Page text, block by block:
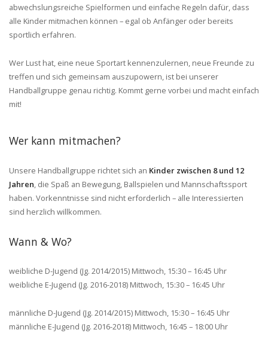
abwechslungsreiche Spielformen und einfache Regeln dafür, dass
alle Kinder mitmachen können – egal ob Anfänger oder bereits
sportlich erfahren.
Wer Lust hat, eine neue Sportart kennenzulernen, neue Freunde zu
treffen und sich gemeinsam auszupowern, ist bei unserer
Handballgruppe genau richtig. Kommt gerne vorbei und macht einfach
mit!
Wer kann mitmachen?
Unsere Handballgruppe richtet sich an Kinder zwischen 8 und 12
Jahren, die Spaß an Bewegung, Ballspielen und Mannschaftssport
haben. Vorkenntnisse sind nicht erforderlich – alle Interessierten
sind herzlich willkommen.
Wann & Wo?
weibliche D-Jugend (Jg. 2014/2015) Mittwoch, 15:30 – 16:45 Uhr
weibliche E-Jugend (Jg. 2016-2018) Mittwoch, 15:30 – 16:45 Uhr
männliche D-Jugend (Jg. 2014/2015) Mittwoch, 15:30 – 16:45 Uhr
männliche E-Jugend (Jg. 2016-2018) Mittwoch, 16:45 – 18:00 Uhr